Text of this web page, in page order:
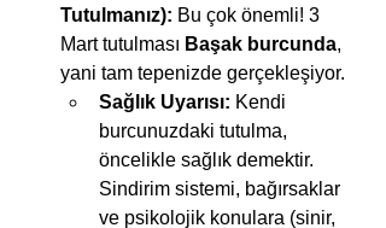
Tutulmanız): Bu çok önemli! 3
Mart tutulması Başak burcunda,
yani tam tepenizde gerçekleşiyor.
Sağlık Uyarısı: Kendi
burcunuzdaki tutulma,
öncelikle sağlık demektir.
Sindirim sistemi, bağırsaklar
ve psikolojik konulara (sinir,